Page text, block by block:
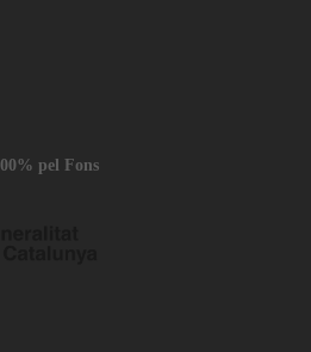
pel Fons